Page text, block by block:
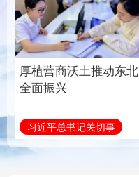
科技 科创
文化 书画
访谈 视频
厚植营商沃土推动东北
全面振兴
习近平总书记关切事